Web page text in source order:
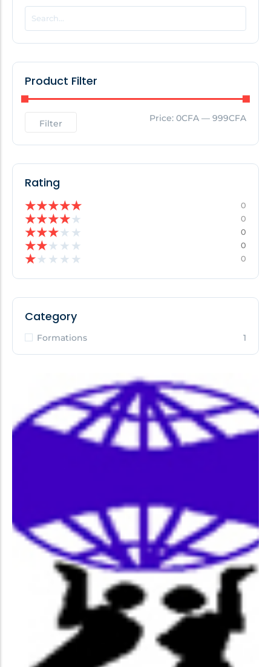
POPULAR THIS WEEK
No Posts Found!
No Posts Found!
Product Filter
Filter Price: 0CFA — 999CFA
Rating
★★★★★ 0
★★★★★ 0
★★★★ ★ 0
★★★ ★ ★ 0
★★ ★ ★ ★ 0
Category
Formations 1